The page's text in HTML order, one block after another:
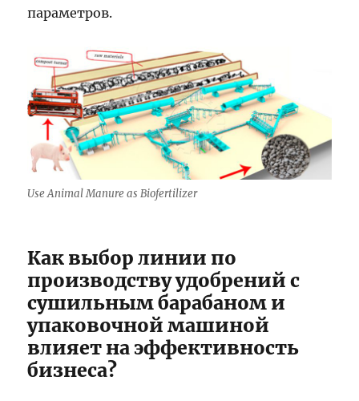
параметров.
Use Animal Manure as Biofertilizer
Как выбор линии по
производству удобрений с
сушильным барабаном и
упаковочной машиной
влияет на эффективность
бизнеса?